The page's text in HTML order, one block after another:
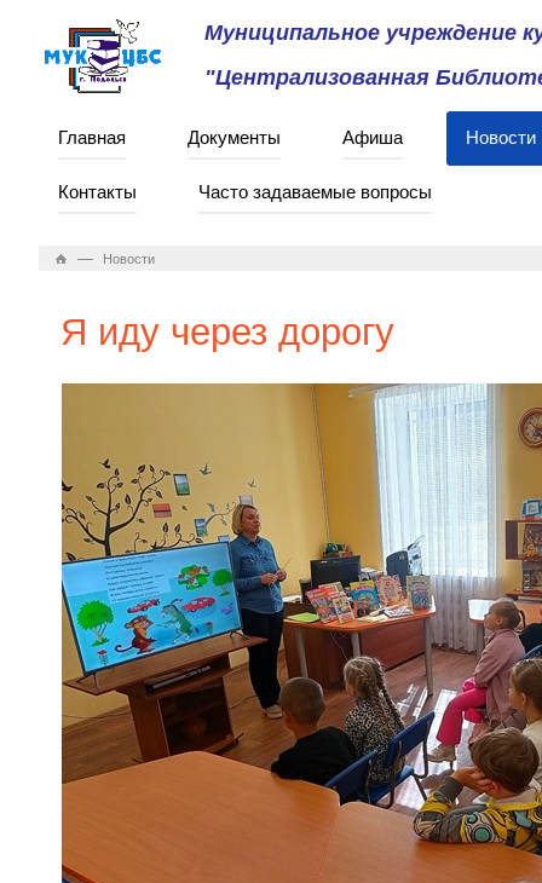
Муниципальное учреждение
"Централизованная
Главная Документы Афиша Новости
Контакты Часто задаваемые вопросы
— Новости
Я иду через дорогу